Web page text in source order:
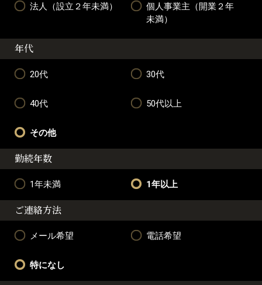
法人（設立２年未満）
個人事業主（開業２年
未満）
年代
20代 30代
40代 50代以上
その他
勤続年数
1年未満 1年以上
ご連絡方法
メール希望 電話希望
特になし